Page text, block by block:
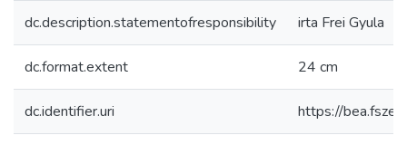
dc.description.statementofresponsibility irta Frei Gyula
dc.format.extent 24 cm
dc.identifier.uri https://